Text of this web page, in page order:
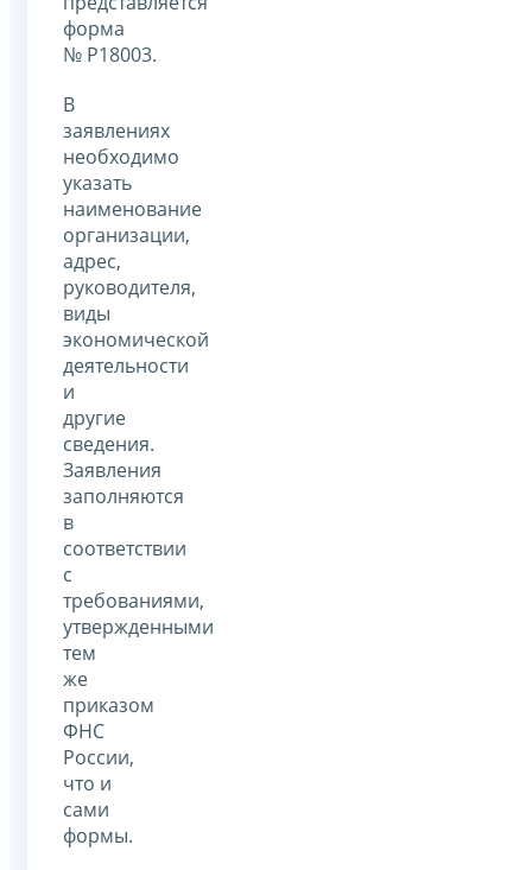
форма
№ Р18003.
В
заявлениях
необходимо
указать
наименование
организации,
адрес,
руководителя,
виды
экономической
деятельности
и
другие
сведения.
Заявления
заполняются
в
соответствии
с
требованиями,
утвержденными
тем
же
приказом
ФНС
России,
что и
сами
формы.